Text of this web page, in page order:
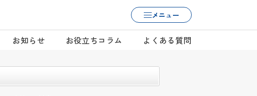
メニュー
お知らせ お役立ちコラム よくある質問